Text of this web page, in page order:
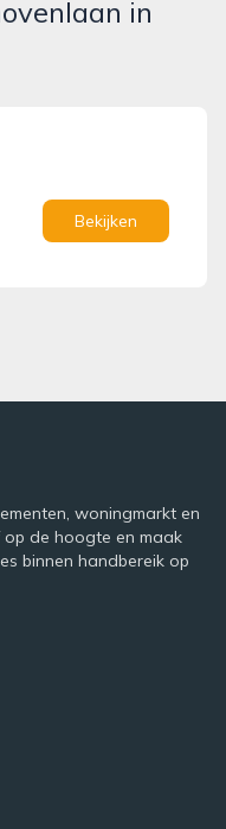
in
Bekijken
woningmarkt en
op de hoogte en maak
binnen handbereik op